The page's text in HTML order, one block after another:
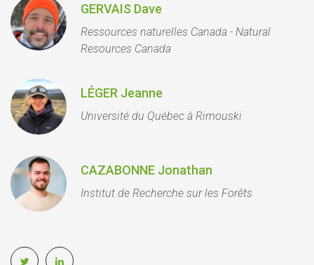
GERVAIS Dave
Ressources naturelles Canada - Natural
Resources Canada
LÉGER Jeanne
Université du Québec à Rimouski
CAZABONNE Jonathan
Institut de Recherche sur les Forêts